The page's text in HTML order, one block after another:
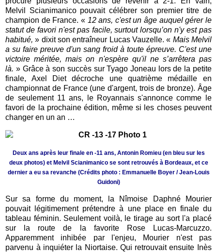
Melvil Scianimanico pouvait célébrer son premier titre de
champion de France. « 12 ans, c'est un âge auquel gérer le
statut de favori n'est pas facile, surtout lorsqu’on n'y est pas
habitué,» dixit son entraîneur Lucas Vauzelle. « Mais Melvil
a su faire preuve d'un sang froid à toute épreuve. C'est une
victoire méritée, mais on n'espère qu'il ne s’arrêtera pas
là. » Grâce à son succès sur Tyago Joneau lors de la petite
finale, Axel Diet décroche une quatrième médaille en
championnat de France (une d'argent, trois de bronze). Âge
de seulement 11 ans, le Royannais s'annonce comme le
favori de la prochaine édition, même si les choses peuvent
changer en un an …
Deux ans après leur finale en -11 ans, Antonin Romieu (en bleu sur les
deux photos) et Melvil Scianimanico se sont retrouvés à Bordeaux, et ce
dernier a eu sa revanche (Crédits photo : Emmanuelle Boyer / Jean-Louis
Guidoni)
Sur sa forme du moment, la Nîmoise Daphné Mourier
pouvait légitimement prétendre à une place en finale du
tableau féminin. Seulement voilà, le tirage au sort l'a placé
sur la route de la favorite Rose Lucas-Marcuzzo.
Apparemment inhibée par l'enjeu, Mourier n'est pas
parvenu à inquiéter la Niortaise. Qui retrouvait ensuite Inès